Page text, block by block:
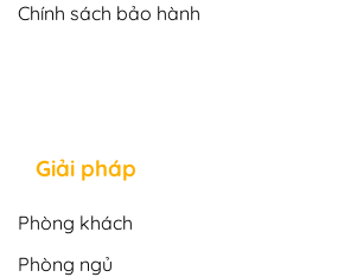
Chính sách bảo hành
Giải pháp
Phòng khách
Phòng ngủ